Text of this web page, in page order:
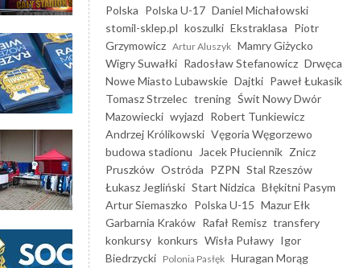
Polska Polska U-17 Daniel Michałowski
stomil-sklep.pl koszulki Ekstraklasa Piotr
Grzymowicz Artur Aluszyk Mamry Giżycko
Wigry Suwałki Radosław Stefanowicz Drwęca
Nowe Miasto Lubawskie Dajtki Paweł Łukasik
Tomasz Strzelec trening Świt Nowy Dwór
Mazowiecki wyjazd Robert Tunkiewicz
Andrzej Królikowski Vęgoria Węgorzewo
budowa stadionu
Jacek Płuciennik Znicz
Pruszków Ostróda PZPN Stal Rzeszów
Łukasz Jegliński Start Nidzica Błękitni Pasym
Artur Siemaszko Polska U-15 Mazur Ełk
Garbarnia Kraków Rafał Remisz transfery
konkursy konkurs Wisła Puławy Igor
Biedrzycki Polonia Pasłęk Huragan Morąg